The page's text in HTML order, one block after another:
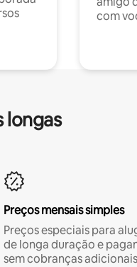
com
longas
Preços mensais simples
Preços especiais para
de longa duração e
sem cobranças